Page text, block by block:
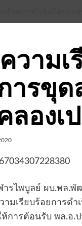
วามเ
ารขุ
ลองเ
ารไพบูลย์ ผบ.พล.
ามเรียบร้อยการด
ห้การต้อนรับ พล.อ